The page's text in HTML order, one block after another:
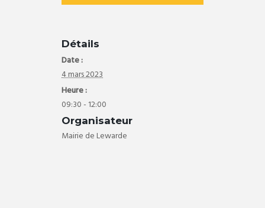
Détails
Date :
4 mars 2023
Heure :
09:30 - 12:00
Organisateur
Mairie de Lewarde